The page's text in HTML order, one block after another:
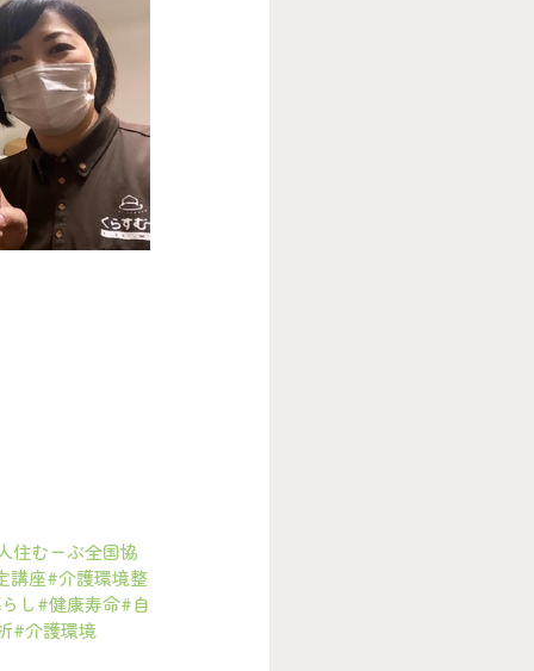
住むーぶ全国協
講座#介護環境整
し#健康寿命#自
#介護環境